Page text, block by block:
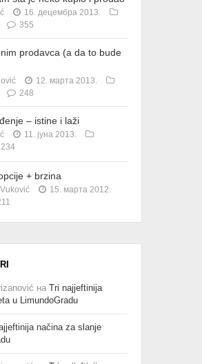
16. децембра 2013.
355
prodavca (a da to bude
12. марта 2013.
248
– istine i laži
11. јуна 2013.
234
+ brzina
15. марта 2012.
наTri najjeftinija
u LimundoGradu
načina za slanje